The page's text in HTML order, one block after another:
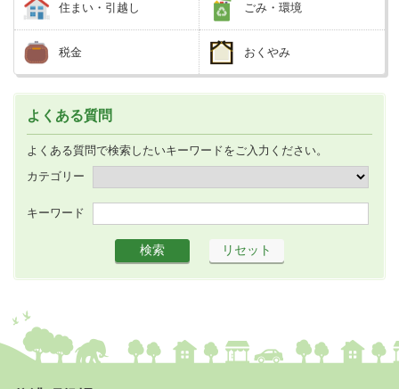
住まい・引越し ごみ・環境
税金 おくやみ
よくある質問
よくある質問で検索したいキーワードをご入力ください。
カテゴリー
キーワード